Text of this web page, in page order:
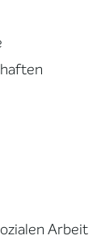
Arbeit